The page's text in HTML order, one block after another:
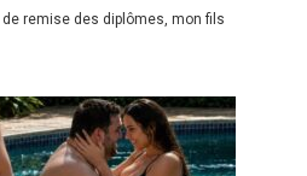
remise des diplômes, mon fils